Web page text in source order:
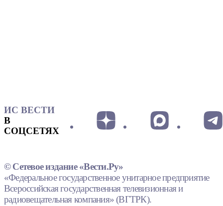
ИС ВЕСТИ
В
СОЦСЕТЯХ
© Сетевое издание «Вести.Ру»
«Федеральное государственное унитарное предприятие
Всероссийская государственная телевизионная и
радиовещательная компания» (ВГТРК).